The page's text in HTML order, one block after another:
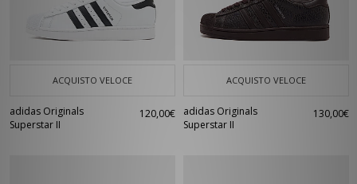
ACQUISTO VELOCE
adidas Originals
Superstar II
120,00€
ACQUISTO VELOCE
adidas Originals
Superstar II
130,00€